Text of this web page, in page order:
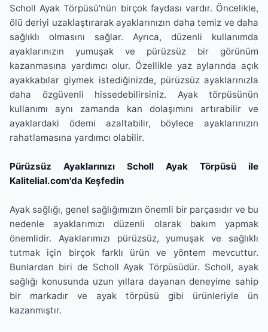
Scholl Ayak Törpüsü'nün birçok faydası vardır. Öncelikle,
ölü deriyi uzaklaştırarak ayaklarınızın daha temiz ve daha
sağlıklı olmasını sağlar. Ayrıca, düzenli kullanımda
ayaklarınızın yumuşak ve pürüzsüz bir görünüm
kazanmasına yardımcı olur. Özellikle yaz aylarında açık
ayakkabılar giymek istediğinizde, pürüzsüz ayaklarınızla
daha özgüvenli hissedebilirsiniz. Ayak törpüsünün
kullanımı aynı zamanda kan dolaşımını artırabilir ve
ayaklardaki ödemi azaltabilir, böylece ayaklarınızın
rahatlamasına yardımcı olabilir.
Pürüzsüz Ayaklarınızı Scholl Ayak Törpüsü ile
Kalitelial.com'da Keşfedin
Ayak sağlığı, genel sağlığımızın önemli bir parçasıdır ve bu
nedenle ayaklarımızı düzenli olarak bakım yapmak
önemlidir. Ayaklarımızı pürüzsüz, yumuşak ve sağlıklı
tutmak için birçok farklı ürün ve yöntem mevcuttur.
Bunlardan biri de Scholl Ayak Törpüsüdür. Scholl, ayak
sağlığı konusunda uzun yıllara dayanan deneyime sahip
bir markadır ve ayak törpüsü gibi ürünleriyle ün
kazanmıştır.